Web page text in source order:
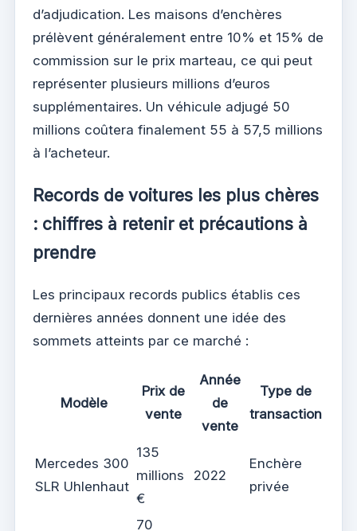
d’adjudication. Les maisons d’enchères
prélèvent généralement entre 10% et 15% de
commission sur le prix marteau, ce qui peut
représenter plusieurs millions d’euros
supplémentaires. Un véhicule adjugé 50
millions coûtera finalement 55 à 57,5 millions
à l’acheteur.
Records de voitures les plus chères
: chiffres à retenir et précautions à
prendre
Les principaux records publics établis ces
dernières années donnent une idée des
sommets atteints par ce marché :
Modèle
Prix de
vente
Année
de
vente
Type de
transaction
Mercedes 300
SLR Uhlenhaut
135
millions
€
2022
Enchère
privée
70